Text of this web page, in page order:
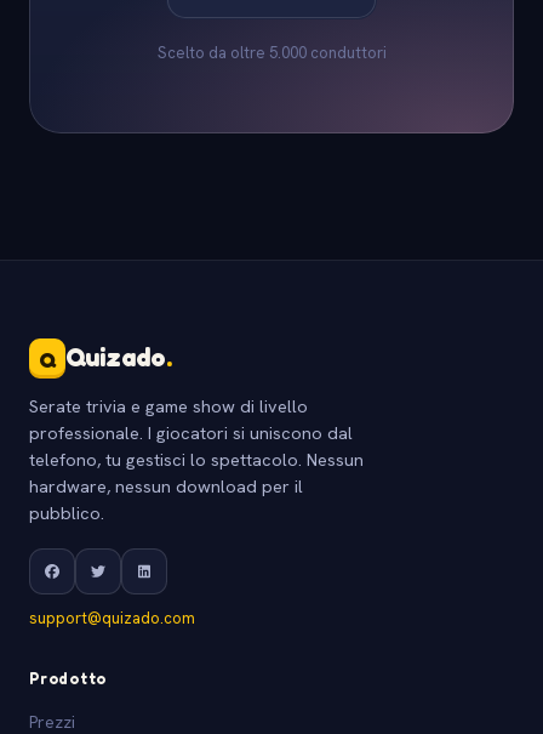
Scelto da oltre 5.000 conduttori
Q Quizado.
Serate trivia e game show di livello
professionale. I giocatori si uniscono dal
telefono, tu gestisci lo spettacolo. Nessun
hardware, nessun download per il
pubblico.
support@quizado.com
Prodotto
Prezzi